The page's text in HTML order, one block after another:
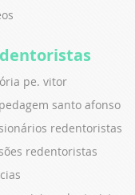
pe. vitor
santo afonso
redentoristas
redentoristas